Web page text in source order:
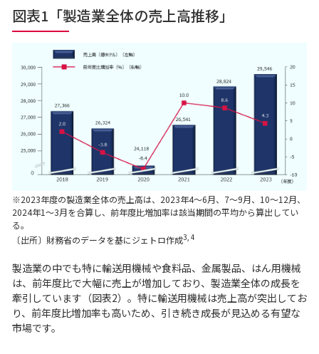
図表1「製造業全体の売上高推移」
※2023年度の製造業全体の売上高は、2023年4～6月、7～9月、10～12月、
2024年1～3月を合算し、前年度比増加率は該当期間の平均から算出してい
る。
〔出所〕財務省のデータを基にジェトロ作成3, 4
製造業の中でも特に輸送用機械や食料品、金属製品、はん用機械
は、前年度比で大幅に売上が増加しており、製造業全体の成長を
牽引しています（図表2）。特に輸送用機械は売上高が突出してお
り、前年度比増加率も高いため、引き続き成長が見込める有望な
市場です。